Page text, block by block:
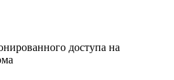
доступа на